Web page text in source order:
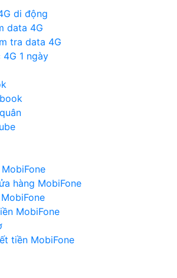
di động
data 4G
tra data 4G
1 ngày
hàng MobiFone
MobiFone
tiền MobiFone